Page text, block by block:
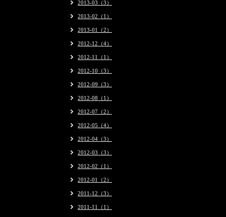
2013-03（3）
2013-02（1）
2013-01（2）
2012-12（4）
2012-11（1）
2012-10（3）
2012-09（3）
2012-08（1）
2012-07（2）
2012-05（4）
2012-04（3）
2012-03（3）
2012-02（1）
2012-01（2）
2011-12（3）
2011-11（1）